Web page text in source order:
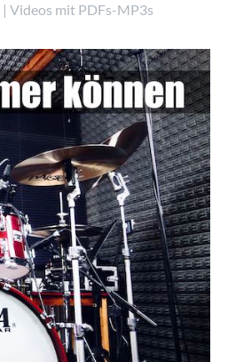
| Videos mit PDFs-MP3s